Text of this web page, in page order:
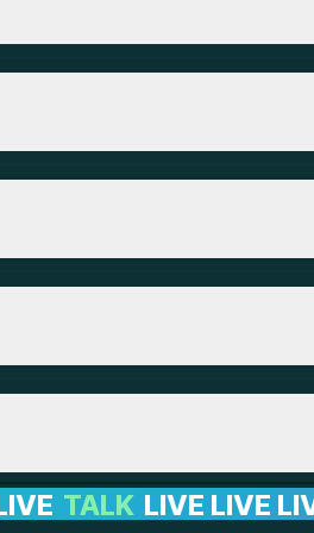
LIVE LIVE LIVE LIVE